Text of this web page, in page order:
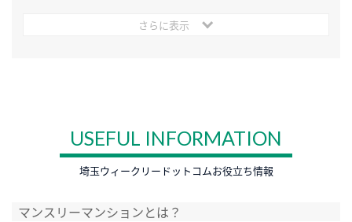
さらに表示
USEFUL INFORMATION
埼玉ウィークリードットコムお役立ち情報
マンスリーマンションとは？